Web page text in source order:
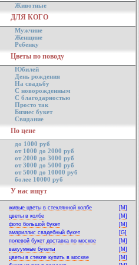
Животные
ДЛЯ КОГО
Мужчине
Женщине
Ребенку
Цветы по поводу
Юбилей
День рождения
На свадьбу
С новорожденным
С благодарностью
Просто так
Бизнес букет
Свидание
По цене
до 1000 руб
от 1000 до 2000 руб
от 2000 до 3000 руб
от 3000 до 5000 руб
от 5000 до 10000 руб
более 10000 руб
У нас ищут
живые цветы в стеклянной колбе
[M]
цветы в колбе
[M]
фото большой букет
[M]
амариллис свадебный букет
[G]
полевой букет доставка по москве
[M]
вакуумные букеты
[M]
цветы в стекле купить в москве
[M]